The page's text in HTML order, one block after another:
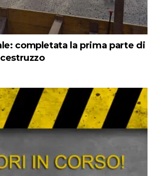
completata la prima parte di